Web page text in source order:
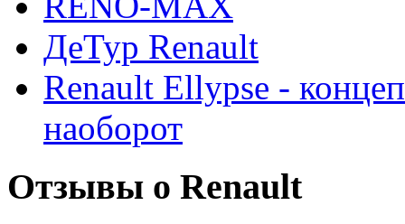
ДеТур Renault
Renault Ellypse -
наоборот
Отзывы о Renault